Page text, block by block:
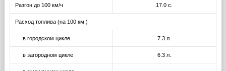
Разгон до 100 км/ч 17.0 с.
Расход топлива (на 100 км.)
в городском цикле 7.3 л.
в загородном цикле 6.3 л.